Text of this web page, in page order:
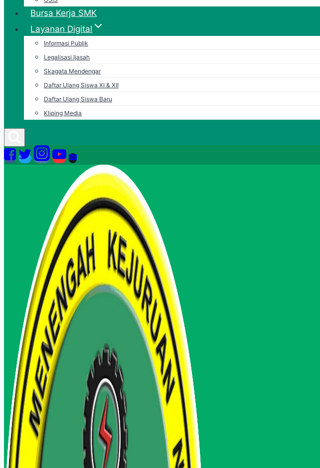
Bursa Kerja SMK
Layanan Digital
Informasi Publik
Legalisasi Ijasah
Skagata Mendengar
Daftar Ulang Siswa XI & XII
Daftar Ulang Siswa Baru
Kliping Media